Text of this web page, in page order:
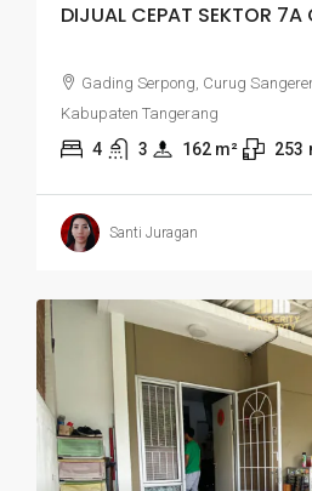
DIJUAL CEPAT SEKTOR 7A
Gading Serpong, Curug
Kabupaten Tangerang
4 3 162 m² 253
Santi Juragan